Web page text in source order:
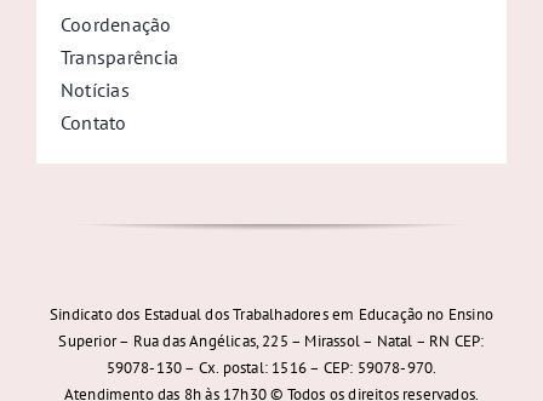
Coordenação
Transparência
Notícias
Contato
Sindicato dos Estadual dos Trabalhadores em Educação no Ensino
Superior – Rua das Angélicas, 225 – Mirassol – Natal – RN CEP:
59078-130 – Cx. postal: 1516 – CEP: 59078-970.
Atendimento das 8h às 17h30 © Todos os direitos reservados.